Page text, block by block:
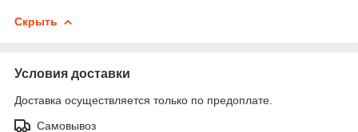
Скрыть
Условия доставки
Доставка осуществляется только по предоплате.
Самовывоз